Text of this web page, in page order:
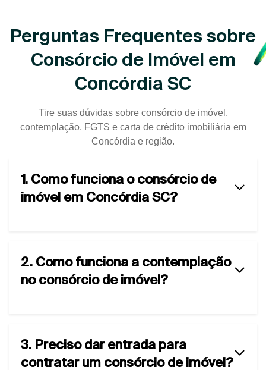
Perguntas Frequentes sobre
Consórcio de Imóvel em
Concórdia SC
Tire suas dúvidas sobre consórcio de imóvel,
contemplação, FGTS e carta de crédito imobiliária em
Concórdia e região.
1. Como funciona o consórcio de
imóvel em Concórdia SC?
2. Como funciona a contemplação
no consórcio de imóvel?
3. Preciso dar entrada para
contratar um consórcio de imóvel?